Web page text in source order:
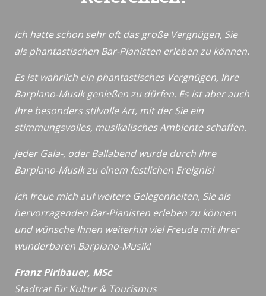
Ich hatte schon sehr oft das große Vergnügen, Sie
als phantastischen Bar-Pianisten erleben zu können.
Es ist wahrlich ein phantastisches Vergnügen, Ihre
Barpiano-Musik genießen zu dürfen. Es ist aber auch
Ihre besonders stilvolle Art, mit der Sie ein
stimmungsvolles, musikalisches Ambiente schaffen.
Jeder Gala-, oder Ballabend wurde durch Ihre
Barpiano-Musik zu einem festlichen Ereignis!
Ich freue mich auf weitere Gelegenheiten, Sie als
hervorragenden Bar-Pianisten erleben zu können
und wünsche Ihnen weiterhin viel Freude mit Ihrer
wunderbaren Barpiano-Musik!
Franz Piribauer, MSc
Stadtrat für Kultur & Tourismus